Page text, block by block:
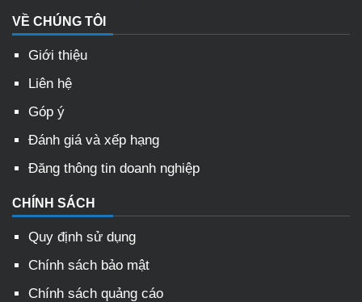
VỀ CHÚNG TÔI
Giới thiệu
Liên hệ
Góp ý
Đánh giá và xếp hạng
Đăng thông tin doanh nghiệp
CHÍNH SÁCH
Quy định sử dụng
Chính sách bảo mật
Chính sách quảng cáo